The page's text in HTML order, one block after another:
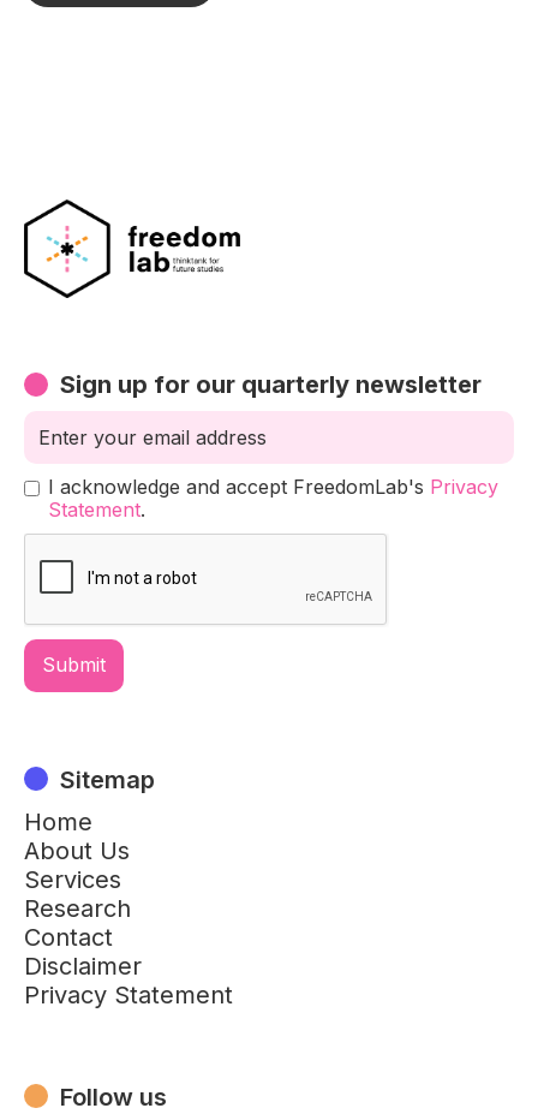
Sign up for our quarterly newsletter
I acknowledge and accept FreedomLab's Privacy
Statement.
Sitemap
Home
About Us
Services
Research
Contact
Disclaimer
Privacy Statement
Follow us